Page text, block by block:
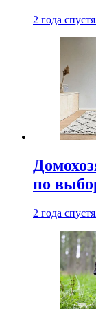
2 года спустя
по
2 года спустя